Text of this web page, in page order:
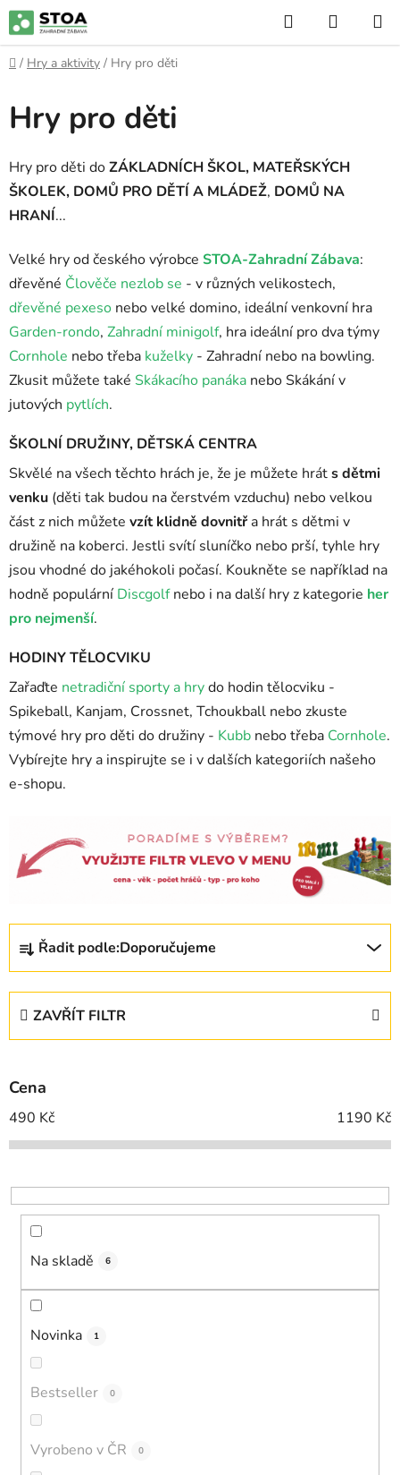
Přejít
na
obsah
Hledat
KOŠÍK
Domů
/ Hry a aktivity / Hry pro děti
Hry pro děti
Hry pro děti doZÁKLADNÍCH ŠKOL, MATEŘSKÝCH
ŠKOLEK, DOMŮ PRO DĚTÍ A MLÁDEŽ, DOMŮ NA
HRANÍ...
Velké hry od českého výrobce STOA-Zahradní Zábava:
dřevěné Člověče nezlob se - v různých velikostech,
dřevěné pexeso nebo velké domino, ideální venkovní hra
Garden-rondo, Zahradní minigolf, hra ideální pro dva týmy
Cornhole nebo třeba kuželky - Zahradní nebo na bowling.
Zkusit můžete také Skákacího panáka nebo Skákání v
jutových pytlích.
ŠKOLNÍ DRUŽINY, DĚTSKÁ CENTRA
Skvělé na všech těchto hrách je, že je můžete hráts dětmi
venku (děti tak budou na čerstvém vzduchu) nebo velkou
část z nich můžete vzít klidně dovnitř a hrát s dětmi v
družině na koberci. Jestli svítí sluníčko nebo prší, tyhle hry
jsou vhodné do jakéhokoli počasí. Koukněte se například na
hodně populární Discgolfnebo i na další hry z kategorie her
pro nejmenší.
HODINY TĚLOCVIKU
Zařaďte netradiční sporty a hrydo hodin tělocviku -
Spikeball, Kanjam, Crossnet, Tchoukball nebo zkuste
týmové hry pro děti do družiny - Kubb nebo třeba Cornhole.
Vybírejte hry a inspirujte se i v dalších kategoriích našeho
e-shopu.
z
p
r
o
d
k
t
Řadit podle:Doporučujeme
ZAVŘÍT FILTR
Cena
490 Kč 1190 Kč
Na skladě 6
Novinka 1
Bestseller 0
Vyrobeno v ČR 0